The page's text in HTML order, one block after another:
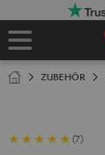
ZUBEHÖR
(7)